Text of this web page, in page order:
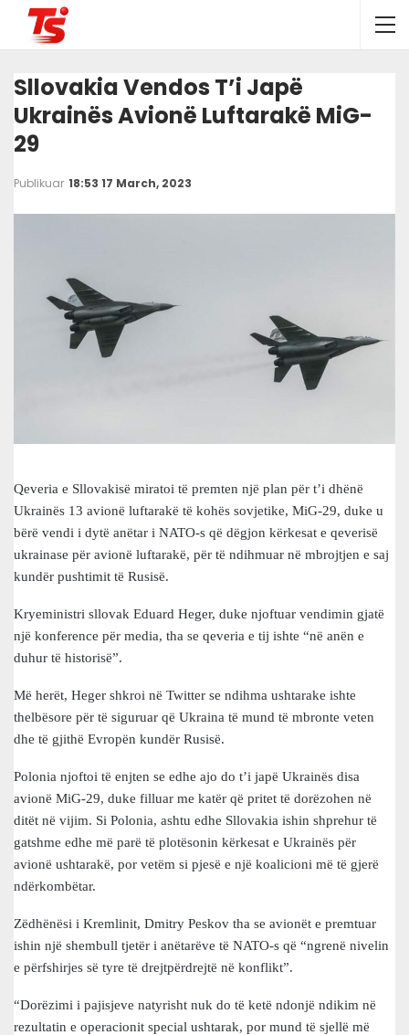
Sllovakia Vendos T’i Japë
Ukrainës Avionë Luftarakë MiG-
29
Publikuar 18:53 17 March, 2023
Qeveria e Sllovakisë miratoi të premten një plan për t’i dhënë
Ukrainës 13 avionë luftarakë të kohës sovjetike, MiG-29, duke u
bërë vendi i dytë anëtar i NATO-s që dëgjon kërkesat e qeverisë
ukrainase për avionë luftarakë, për të ndihmuar në mbrojtjen e saj
kundër pushtimit të Rusisë.
Kryeministri sllovak Eduard Heger, duke njoftuar vendimin gjatë
një konference për media, tha se qeveria e tij ishte “në anën e
duhur të historisë”.
Më herët, Heger shkroi në Twitter se ndihma ushtarake ishte
thelbësore për të siguruar që Ukraina të mund të mbronte veten
dhe të gjithë Evropën kundër Rusisë.
Polonia njoftoi të enjten se edhe ajo do t’i japë Ukrainës disa
avionë MiG-29, duke filluar me katër që pritet të dorëzohen në
ditët në vijim. Si Polonia, ashtu edhe Sllovakia ishin shprehur të
gatshme edhe më parë të plotësonin kërkesat e Ukrainës për
avionë ushtarakë, por vetëm si pjesë e një koalicioni më të gjerë
ndërkombëtar.
Zëdhënësi i Kremlinit, Dmitry Peskov tha se avionët e premtuar
ishin një shembull tjetër i anëtarëve të NATO-s që “ngrenë nivelin
e përfshirjes së tyre të drejtpërdrejtë në konflikt”.
“Dorëzimi i pajisjeve natyrisht nuk do të ketë ndonjë ndikim në
rezultatin e operacionit special ushtarak, por mund të sjellë më